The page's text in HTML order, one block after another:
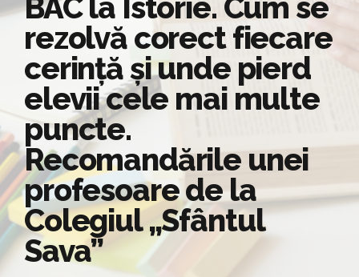
BAC la Istorie. Cum se
rezolvă corect fiecare
cerință și unde pierd
elevii cele mai multe
puncte.
Recomandările unei
profesoare de la
Colegiul „Sfântul
Sava”